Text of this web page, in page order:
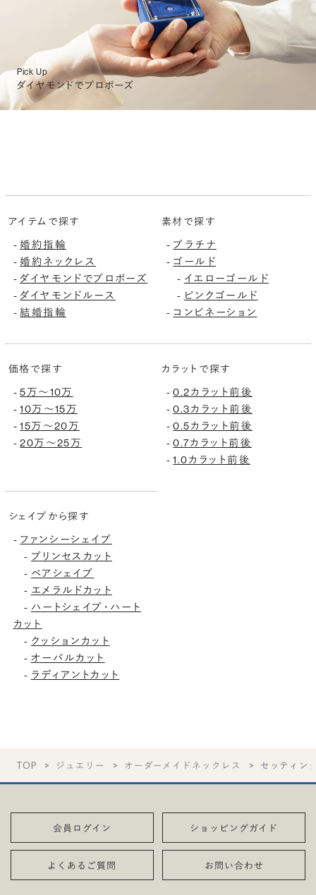
Pick Up
ダイヤモンドでプロポーズ
アイテムで探す
-婚約指輪
-婚約ネックレス
-ダイヤモンドでプロポーズ
-ダイヤモンドルース
-結婚指輪
素材で探す
- プラチナ
- ゴールド
- イエローゴールド
- ピンクゴールド
- コンビネーション
価格で探す
-5万〜10万
-10万〜15万
-15万〜20万
-20万〜25万
カラットで探す
-0.2カラット前後
-0.3カラット前後
-0.5カラット前後
-0.7カラット前後
-1.0カラット前後
シェイプから探す
- ファンシーシェイプ
- プリンセスカット
- ペアシェイプ
- エメラルドカット
- ハートシェイプ・ハート
カット
- クッションカット
- オーバルカット
- ラディアントカット
TOP ジュエリー オーダーメイドネックレス セッティン
会員ログイン ショッピングガイド
よくあるご質問 お問い合わせ